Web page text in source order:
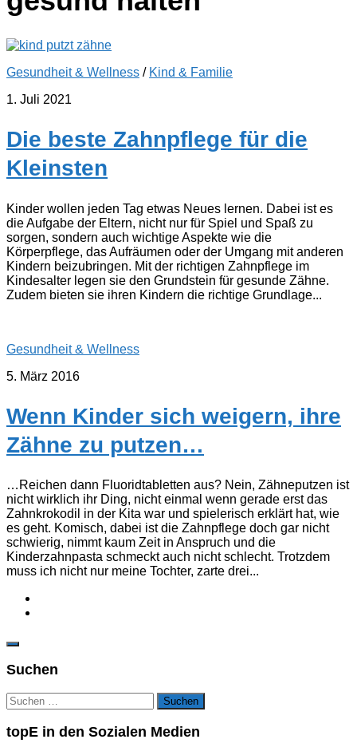
Gesundheit & Wellness / Kind & Familie
1. Juli 2021
Die beste Zahnpflege für die
Kleinsten
Kinder wollen jeden Tag etwas Neues lernen. Dabei ist es
die Aufgabe der Eltern, nicht nur für Spiel und Spaß zu
sorgen, sondern auch wichtige Aspekte wie die
Körperpflege, das Aufräumen oder der Umgang mit anderen
Kindern beizubringen. Mit der richtigen Zahnpflege im
Kindesalter legen sie den Grundstein für gesunde Zähne.
Zudem bieten sie ihren Kindern die richtige Grundlage...
Gesundheit & Wellness
5. März 2016
Wenn Kinder sich weigern, ihre
Zähne zu putzen…
…Reichen dann Fluoridtabletten aus? Nein, Zähneputzen ist
nicht wirklich ihr Ding, nicht einmal wenn gerade erst das
Zahnkrokodil in der Kita war und spielerisch erklärt hat, wie
es geht. Komisch, dabei ist die Zahnpflege doch gar nicht
schwierig, nimmt kaum Zeit in Anspruch und die
Kinderzahnpasta schmeckt auch nicht schlecht. Trotzdem
muss ich nicht nur meine Tochter, zarte drei...
Suchen
Suchen
nach:
topE in den Sozialen Medien